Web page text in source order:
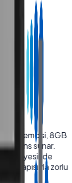
i5 işlemcisi, 8GB
sunar.
sayesinde
yapısıyla zorlu